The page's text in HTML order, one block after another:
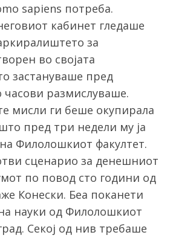
sapiens потреба.
кабинет гледаше
за
во својата
застануваше пред
часови размислуваше.
мисли ги беше окупирала
пред три недели му ја
Филолошкиот факултет.
сценарио за денешниот
по повод сто години од
Конески. Беа поканети
науки од Филолошкиот
Секој од нив требаше